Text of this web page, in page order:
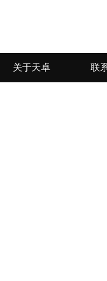
关于天卓 联